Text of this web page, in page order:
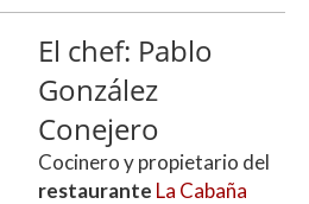
El chef: Pablo
González
Conejero
Cocinero y propietario del
restaurante La Cabaña